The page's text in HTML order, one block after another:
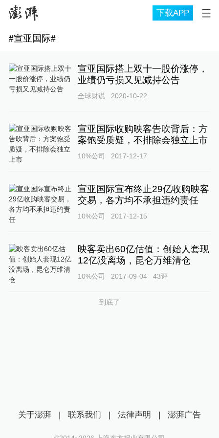
下载APP
#宣亚国际#
宣亚国际搭上双十一股价涨停，
业绩仍亏损又见减持公告
全球财说 2020-10-22
宣亚国际收购映客告吹背后：方
案饱受质疑，不排除会独立上市
10%公司 2017-12-17
宣亚国际宣布终止29亿收购映客
交易，各方均不承担违约责任
10%公司 2017-12-15
映客卖出60亿估值：创始人套现
12亿没离场，昆仑万维清仓
10%公司 2017-09-04 43评
到底了
关于澎湃 | 联系我们 | 法律声明 | 澎湃广告